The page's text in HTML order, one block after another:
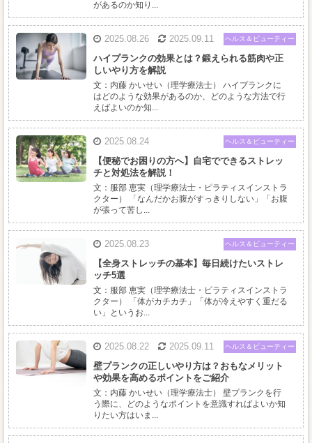
があるのか知り...
2025.08.26 2025.09.11 ヘルス＆ビューティー
ハイプランクの効果とは？鍛えられる筋肉や正
しいやり方を解説
文：内藤 かいせい（理学療法士） ハイプランクに
はどのような効果があるのか、どのような方法で行
えばよいのか知...
2025.08.24 ヘルス＆ビューティー
【便秘でお困りの方へ】自宅でできるストレッ
チと対処法を解説！
文：服部 恵実（理学療法士・ピラティスインストラ
クター） 「なんだかお腹がすっきりしない」「お腹
が張って苦し...
2025.08.23 ヘルス＆ビューティー
【全身ストレッチの基本】毎日続けたいストレ
ッチ5選
文：服部 恵実（理学療法士・ピラティスインストラ
クター） 「体がカチカチ」「体が冷えやすく重だる
い」というお...
2025.08.22 2025.09.11 ヘルス＆ビューティー
壁プランクの正しいやり方は？おもなメリット
や効果を高めるポイントをご紹介
文：内藤 かいせい（理学療法士） 壁プランクを行
う際に、どのようなポイントを意識すればよいか知
りたい方はいま...